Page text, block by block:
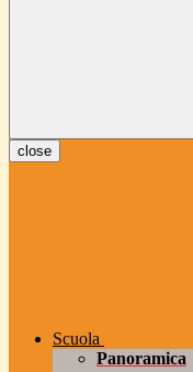
close
Scuola
Panoramica